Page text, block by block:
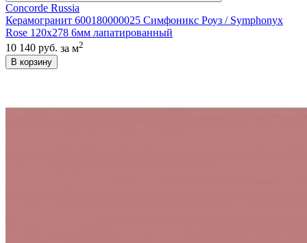
Concorde Russia
Керамогранит 600180000025 Симфоникс Роуз / Symphonyx
Rose 120x278 6мм лапатированный
10 140 руб. за м2
В корзину